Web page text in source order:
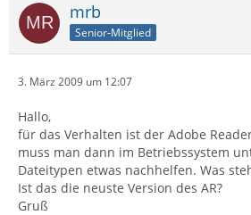
mrb
Senior-Mitglied
3. März 2009 um 12:07
Hallo,
für das Verhalten ist der Adobe
muss man dann im Betriebssystem
Dateitypen etwas nachhelfen. Was
Ist das die neuste Version des AR?
Gruß